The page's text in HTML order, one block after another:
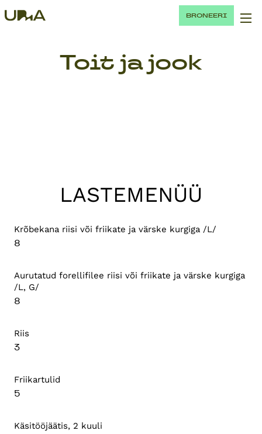
BRONEERI
Toit ja jook
LASTEMENÜÜ
Krõbekana riisi või friikate ja värske kurgiga /L/
8
Aurutatud forellifilee riisi või friikate ja värske kurgiga
/L, G/
8
Riis
3
Friikartulid
5
Käsitööjäätis, 2 kuuli